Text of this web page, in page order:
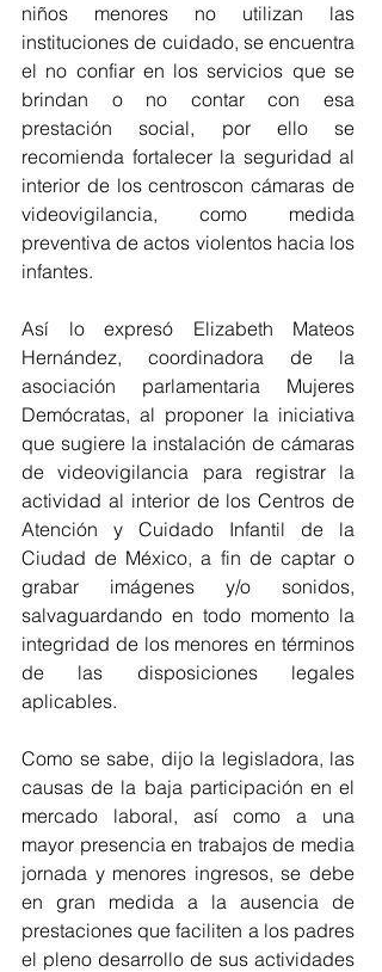
niños menores no utilizan las
instituciones de cuidado, se encuentra
el no confiar en los servicios que se
brindan o no contar con esa
prestación social, por ello se
recomienda fortalecer la seguridad al
interior de los centroscon cámaras de
videovigilancia, como medida
preventiva de actos violentos hacia los
infantes.
Así lo expresó Elizabeth Mateos
Hernández, coordinadora de la
asociación parlamentaria Mujeres
Demócratas, al proponer la iniciativa
que sugiere la instalación de cámaras
de videovigilancia para registrar la
actividad al interior de los Centros de
Atención y Cuidado Infantil de la
Ciudad de México, a fin de captar o
grabar imágenes y/o sonidos,
salvaguardando en todo momento la
integridad de los menores en términos
de las disposiciones legales
aplicables.
Como se sabe, dijo la legisladora, las
causas de la baja participación en el
mercado laboral, así como a una
mayor presencia en trabajos de media
jornada y menores ingresos, se debe
en gran medida a la ausencia de
prestaciones que faciliten a los padres
el pleno desarrollo de sus actividades